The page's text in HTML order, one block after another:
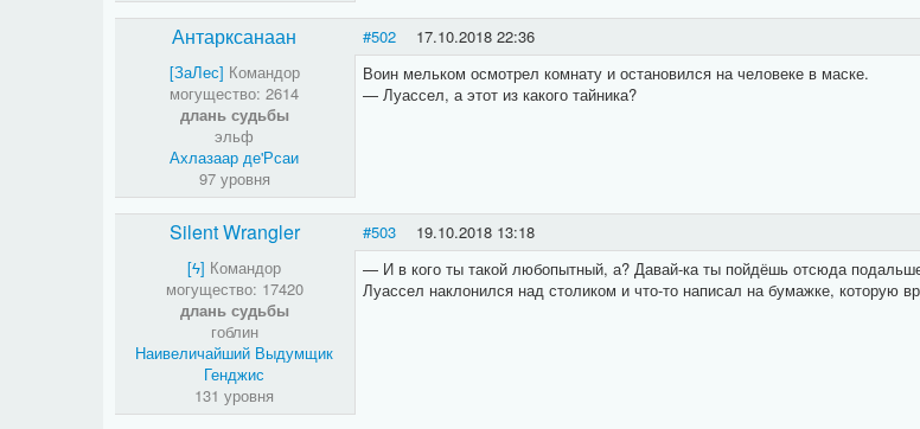
Антарксанаан #502 17.10.2018 22:36
[ЗаЛес] Командор
могущество: 2614
длань судьбы
эльф
Ахлазаар де'Рсаи
97 уровня
Воин мельком осмотрел комнату и остановился на человеке в маске.
— Луассел, а этот из какого тайника?
Silent Wrangler #503 19.10.2018 13:18
[​ϟ] Командор
могущество: 17420
длань судьбы
гоблин
Наивеличайший Выдумщик
Генджис
131 уровня
— И в кого ты такой любопытный, а? Давай-ка ты пойдёшь отсюда
Луассел наклонился над столиком и что-то написал на бумажке, которую